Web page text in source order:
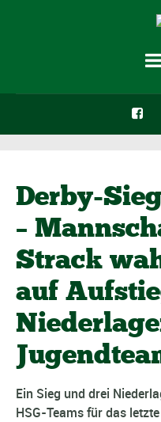
Derby-
–
Strack
auf
Ein Sieg und drei
HSG-Teams für das